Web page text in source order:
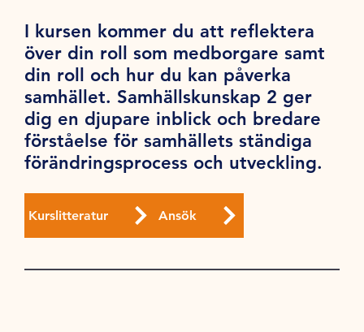
I kursen kommer du att reflektera
över din roll som medborgare samt
din roll och hur du kan påverka
samhället. Samhällskunskap 2 ger
dig en djupare inblick och bredare
förståelse för samhällets ständiga
förändringsprocess och utveckling.
Kurslitteratur Ansök